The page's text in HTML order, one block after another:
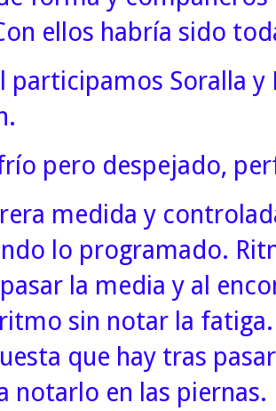
ellos habría sido
participamos Soralla y
pero despejado,
medida y
lo programado.
la media y al
sin notar la
que hay tras
notarlo en las